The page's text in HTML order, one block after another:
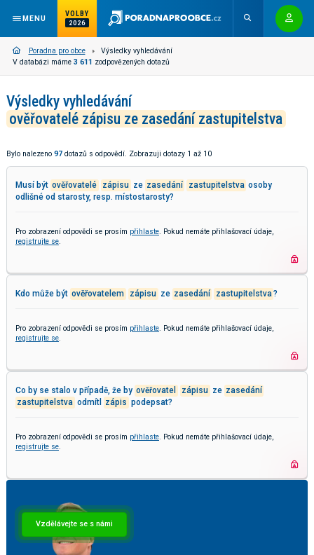
MENU
VOLBY
2026
Poradna pro obce
Výsledky vyhledávání
V databázi máme 3 611 zodpovězených dotazů
Výsledky vyhledávání
ověřovatelé zápisu ze zasedání zastupitelstva
Bylo nalezeno 97 dotazů s odpovědí. Zobrazuji dotazy 1 až 10
Musí být ověřovatelé zápisu ze zasedání zastupitelstva osoby
odlišné od starosty, resp. místostarosty?
Pro zobrazení odpovědi se prosím přihlaste. Pokud nemáte přihlašovací údaje,
registrujte se.
Kdo může být ověřovatelem zápisu ze zasedání zastupitelstva?
Pro zobrazení odpovědi se prosím přihlaste. Pokud nemáte přihlašovací údaje,
registrujte se.
Co by se stalo v případě, že by ověřovatel zápisu ze zasedání
zastupitelstva odmítl zápis podepsat?
Pro zobrazení odpovědi se prosím přihlaste. Pokud nemáte přihlašovací údaje,
registrujte se.
Vzdělávejte se s námi